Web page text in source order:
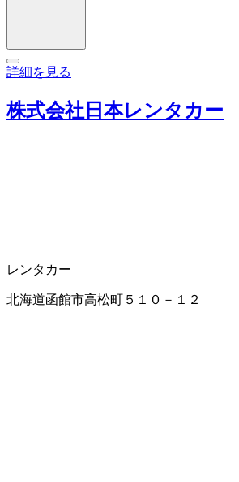
詳細を見る
株式会社日本レンタカー
レンタカー
北海道函館市高松町５１０－１２